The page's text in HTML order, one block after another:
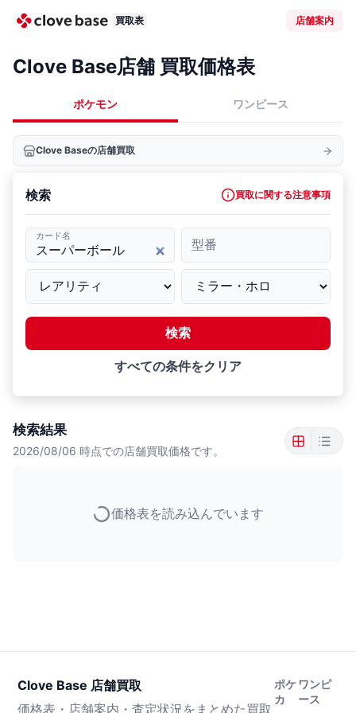
買取表 店舗案内
Clove Base店舗 買取価格表
ポケモン ワンピース
Clove Baseの店舗買取
検索 買取に関する注意事項
カード名
型番
検索
すべての条件をクリア
検索結果
2026/08/06 時点での店舗買取価格です。
価格表を読み込んでいます
Clove Base 店舗買取
価格表・店舗案内・査定状況をまとめた買取
ポケ
カ
ワンピ
ース